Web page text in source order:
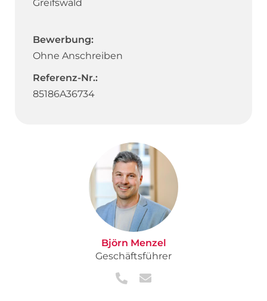
Greifswald
Bewerbung:
Ohne Anschreiben
Referenz-Nr.:
85186A36734
Björn Menzel
Geschäftsführer